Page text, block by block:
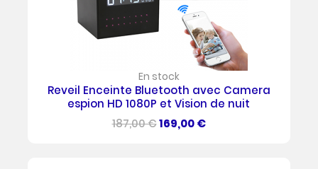
En stock
Reveil Enceinte Bluetooth avec Camera
espion HD 1080P et Vision de nuit
Prix
187,00 €Prix
169,00 €